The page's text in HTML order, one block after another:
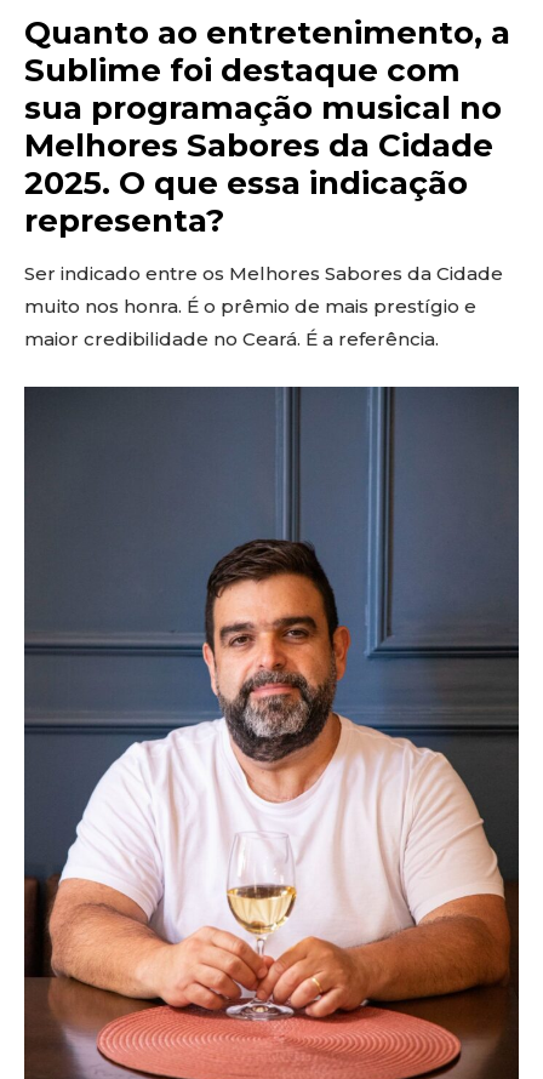
Quanto ao entretenimento, a
Sublime foi destaque com
sua programação musical no
Melhores Sabores da Cidade
2025. O que essa indicação
representa?
Ser indicado entre os Melhores Sabores da Cidade
muito nos honra. É o prêmio de mais prestígio e
maior credibilidade no Ceará. É a referência.